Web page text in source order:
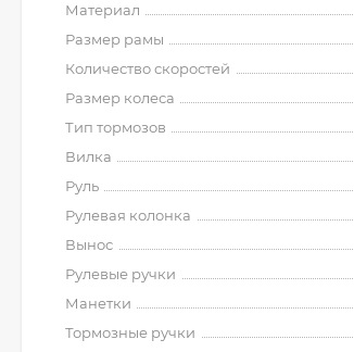
Материал
Размер рамы
Количество скоростей
Размер колеса
Тип тормозов
Вилка
Руль
Рулевая колонка
Вынос
Рулевые ручки
Манетки
Тормозные ручки